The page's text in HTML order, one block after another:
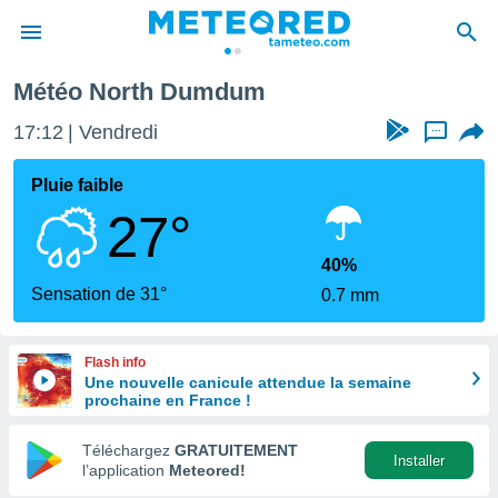
de
par
en
Météo North Dumdum
17:12 Vendredi ...
Pluie faible
27°
Sensation de 31°
40%
0.7 mm
Flash info
Une nouvelle canicule attendue la semaine
prochaine en France !
Téléchargez GRATUITEMENT
l’application Meteored!
Installer